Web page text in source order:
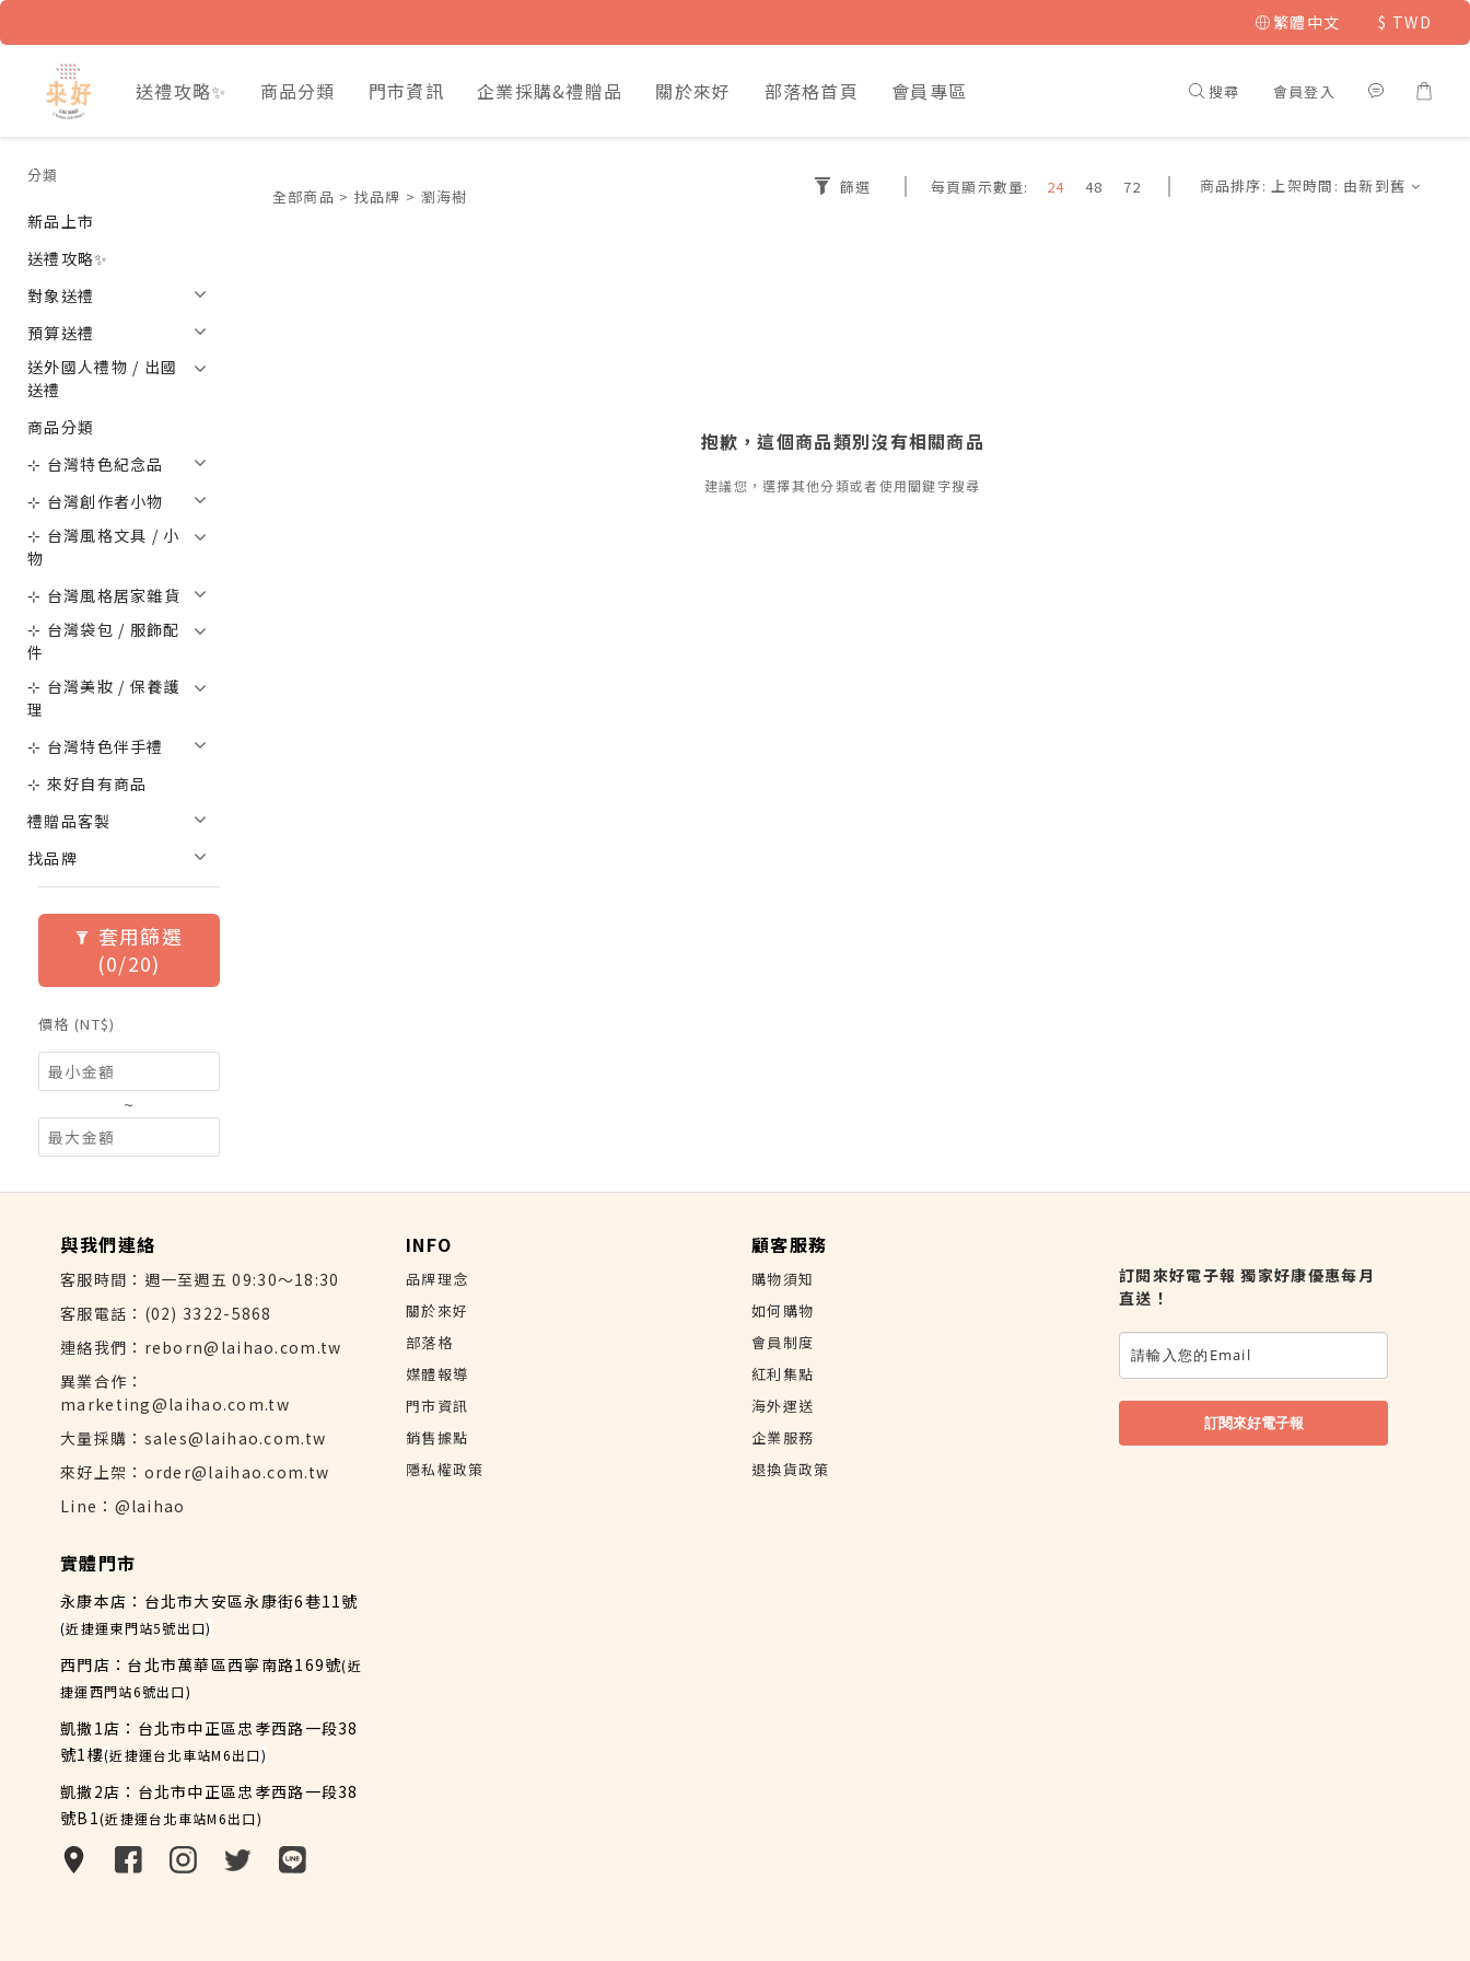
繁體中文 $ TWD
送禮攻略✨ 商品分類 門市資訊 企業採購&禮贈品 關於來好 部落格首頁 會員專區 搜尋 會員登入
分類
新品上市
送禮攻略✨
對象送禮
預算送禮
送外國人禮物 / 出國
送禮
商品分類
⊹ 台灣特色紀念品
⊹ 台灣創作者小物
⊹ 台灣風格文具 / 小
物
⊹ 台灣風格居家雜貨
⊹ 台灣袋包 / 服飾配
件
⊹ 台灣美妝 / 保養護
理
⊹ 台灣特色伴手禮
⊹ 來好自有商品
禮贈品客製
找品牌
套用篩選
(0/20)
價格 (NT$)
~
全部商品 > 找品牌 > 瀏海樹 篩選 每頁顯示數量: 24 48 72 商品排序: 上架時間: 由新到舊
抱歉，這個商品類別沒有相關商品
建議您，選擇其他分類或者使用關鍵字搜尋
與我們連絡
客服時間：週一至週五 09:30～18:30
客服電話：(02) 3322-5868
連絡我們：reborn@laihao.com.tw
異業合作：
marketing@laihao.com.tw
大量採購：sales@laihao.com.tw
來好上架：order@laihao.com.tw
Line：@laihao
實體門市
永康本店：台北市大安區永康街6巷11號
(近捷運東門站5號出口)
西門店：台北市萬華區西寧南路169號(近
捷運西門站6號出口)
凱撒1店：台北市中正區忠孝西路一段38
號1樓(近捷運台北車站M6出口)
凱撒2店：台北市中正區忠孝西路一段38
號B1(近捷運台北車站M6出口)
INFO
品牌理念
關於來好
部落格
媒體報導
門市資訊
銷售據點
隱私權政策
顧客服務
購物須知
如何購物
會員制度
紅利集點
海外運送
企業服務
退換貨政策
訂閱來好電子報 獨家好康優惠每月
直送！
訂閱來好電子報